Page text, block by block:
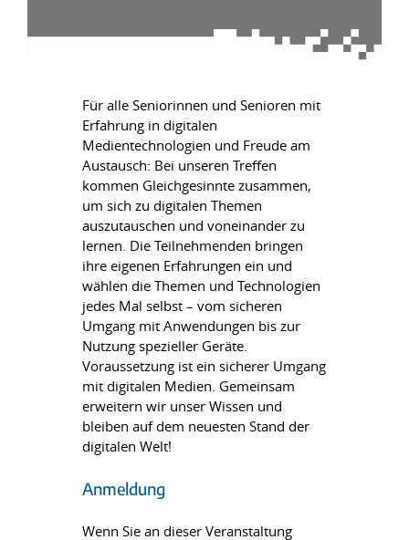
Für alle Seniorinnen und Senioren mit
Erfahrung in digitalen
Medientechnologien und Freude am
Austausch: Bei unseren Treffen
kommen Gleichgesinnte zusammen,
um sich zu digitalen Themen
auszutauschen und voneinander zu
lernen. Die Teilnehmenden bringen
ihre eigenen Erfahrungen ein und
wählen die Themen und Technologien
jedes Mal selbst – vom sicheren
Umgang mit Anwendungen bis zur
Nutzung spezieller Geräte.
Voraussetzung ist ein sicherer Umgang
mit digitalen Medien. Gemeinsam
erweitern wir unser Wissen und
bleiben auf dem neuesten Stand der
digitalen Welt!
Anmeldung
Wenn Sie an dieser Veranstaltung